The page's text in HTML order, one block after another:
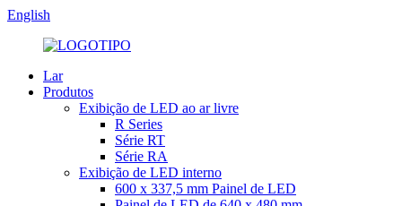
English
Lar
Produtos
Exibição de LED ao ar livre
R Series
Série RT
Série RA
Exibição de LED interno
600 x 337,5 mm Painel de LED